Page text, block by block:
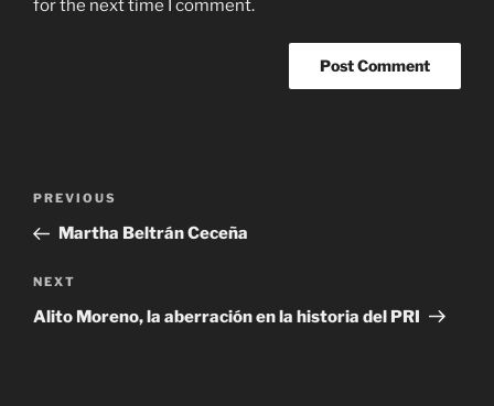
for the next time I comment.
Previous
Post
PREVIOUS
Martha Beltrán Ceceña
Next
Post
NEXT
Alito Moreno, la aberración en la historia del PRI